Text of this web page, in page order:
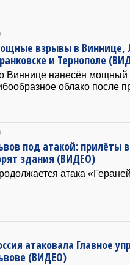
взрывы в Виннице,
и Тернополе
Виннице нанесён мощный
облако после
под атакой: прилёты
здания (ВИДЕО)
атака
атаковала Главное
(ВИДЕО)